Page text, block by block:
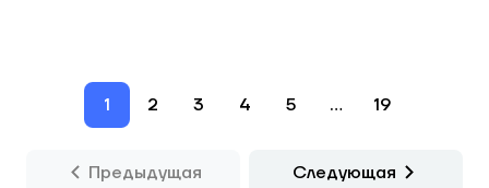
1 2 3 4 5 ... 19
Предыдущая Следующая